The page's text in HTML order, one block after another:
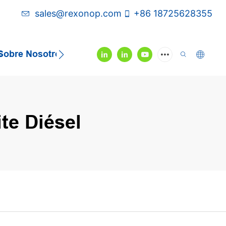
sales@rexonop.com +86 18725628355
Nosotros Contáctenos Video
Diésel